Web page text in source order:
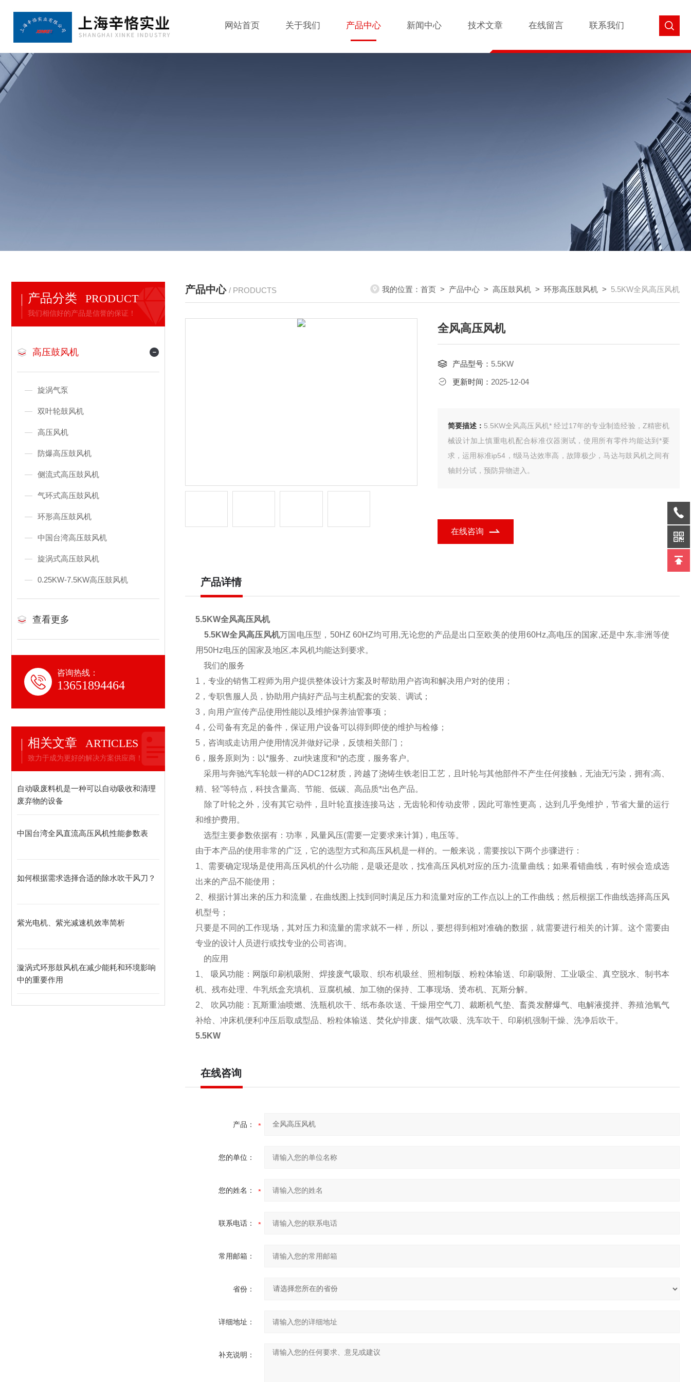
网站首页 关于我们 产品中心 新闻中心 技术文章 在线留言 联系我们
产品分类 PRODUCT
我们相信好的产品是信誉的保证！
高压鼓风机
旋涡气泵
双叶轮鼓风机
高压风机
防爆高压鼓风机
侧流式高压鼓风机
气环式高压鼓风机
环形高压鼓风机
中国台湾高压鼓风机
旋涡式高压鼓风机
0.25KW-7.5KW高压鼓风机
查看更多
咨询热线：
13651894464
相关文章 ARTICLES
致力于成为更好的解决方案供应商！
自动吸废料机是一种可以自动吸收和清理
废弃物的设备
中国台湾全风直流高压风机性能参数表
如何根据需求选择合适的除水吹干风刀？
紫光电机、紫光减速机效率简析
漩涡式环形鼓风机在减少能耗和环境影响
中的重要作用
产品中心 / PRODUCTS 我的位置： 首页 > 产品中心 > 高压鼓风机 > 环形高压鼓风机 > 5.5KW全风高压风机
全风高压风机
产品型号： 5.5KW
更新时间： 2025-12-04
简要描述： 5.5KW全风高压风机* 经过17年的专业制造经验，Z精密机
械设计加上慎重电机配合标准仪器测试，使用所有零件均能达到*要
求，运用标准ip54，f级马达效率高，故障极少，马达与鼓风机之间有
轴封分试，预防异物进入。
在线咨询
产品详情
5.5KW全风高压风机
5.5KW全风高压风机万国电压型，50HZ 60HZ均可用,无论您的产品是出口至欧美的使用60Hz,高电压的国家,还是中东,非洲等使
用50Hz电压的国家及地区,本风机均能达到要求。
我们的服务
1，专业的销售工程师为用户提供整体设计方案及时帮助用户咨询和解决用户对的使用；
2，专职售服人员，协助用户搞好产品与主机配套的安装、调试；
3，向用户宣传产品使用性能以及维护保养油管事项；
4，公司备有充足的备件，保证用户设备可以得到即使的维护与检修；
5，咨询或走访用户使用情况并做好记录，反馈相关部门；
6，服务原则为：以*服务、zui快速度和*的态度，服务客户。
采用与奔驰汽车轮鼓一样的ADC12材质，跨越了浇铸生铁老旧工艺，且叶轮与其他部件不产生任何接触，无油无污染，拥有;高、
精、轻”等特点，科技含量高、节能、低碳、高品质*出色产品。
除了叶轮之外， 没有其它动件，且叶轮直接连接马达，无齿轮和传动皮带，因此可靠性更高，达到几乎免维护，节省大量的运行
和维护费用。
选型主要参数依据有：功率，风量风压(需要一定要求来计算)，电压等。
由于本产品的使用非常的广泛，它的选型方式和高压风机是一样的。一般来说，需要按以下两个步骤进行：
1、需要确定现场是使用高压风机的什么功能，是吸还是吹，找准高压风机对应的压力-流量曲线；如果看错曲线，有时候会造成选
出来的产品不能使用；
2、根据计算出来的压力和流量，在曲线图上找到同时满足压力和流量对应的工作点以上的工作曲线；然后根据工作曲线选择高压风
机型号；
只要是不同的工作现场，其对压力和流量的需求就不一样，所以，要想得到相对准确的数据，就需要进行相关的计算。这个需要由
专业的设计人员进行或找专业的公司咨询。
的应用
1、 吸风功能：网版印刷机吸附、焊接废气吸取、织布机吸丝、照相制版、粉粒体输送、印刷吸附、工业吸尘、真空脱水、制书本
机、残布处理、牛乳纸盒充填机、豆腐机械、加工物的保持、工事现场、烫布机、瓦斯分解。
2、 吹风功能：瓦斯重油喷燃、洗瓶机吹干、纸布条吹送、干燥用空气刀、裁断机气垫、畜粪发酵爆气、电解液搅拌、养殖池氧气
补给、冲床机便利冲压后取成型品、粉粒体输送、焚化炉排废、烟气吹吸、洗车吹干、印刷机强制干燥、洗净后吹干。
5.5KW
在线咨询
产品：
您的单位：
您的姓名：
联系电话：
常用邮箱：
省份：
详细地址：
补充说明：